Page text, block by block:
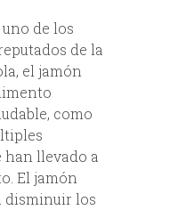
de los
de la
el jamón
como
han llevado a
El jamón
disminuir los